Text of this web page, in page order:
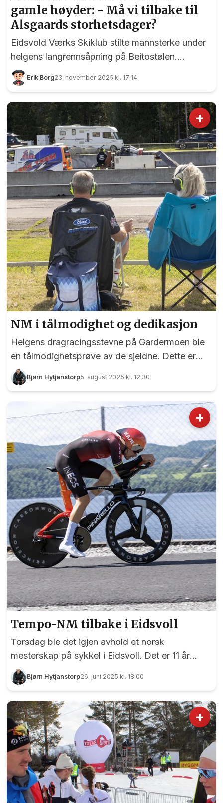
gamle høyder: - Må vi tilbake til
Alsgaards storhetsdager?
Eidsvold Værks Skiklub stilte mannsterke under
helgens langrennsåpning på Beitostølen.
Eidsvold Værks Skiklub har blitt et lag med flere
satsende seniorer. Fra venstre: Oliver Finstad
og Fredrik Fodstad. Foto: Bjørn Hytjanstorp
Erik Borg23. november 2025 kl. 17:14
+
NM i tålmodighet og dedikasjon
Helgens dragracingsstevne på Gardermoen ble
en tålmodighetsprøve av de sjeldne. Dette er
nemlig sporten der den minste regndråpe er
bannlyst, og selv dugget på kveldstid er
er noe for seg selv. For oss fremstår nemlig
dragracingmiljøet som et stort
familiemiddagsselskap med nitro og ørepropper.
på menyen Her samles mennesker som har brukt
mer penger på motor og dekk enn på
boliginnredning, og som synes lukten av svidd
gummi er mer romantisk enn b...
Bjørn Hytjanstorp5. august 2025 kl. 12:30
+
Tempo-NM tilbake i Eidsvoll
Torsdag ble det igjen avhold et norsk
mesterskap på sykkel i Eidsvoll. Det er 11 år
siden Eidsvoll Sykkelklubb arrangerte NM
Landevei, det vi si fellesstart, gateritt og
Sykleklubb som valgte å avholde tempo-delen
av årets NM på Vormtråkk og på deler av
Mjøstråkk. Historisk! 17 år gamle Amalie
Strømdahl Jørgensen fra Kjelsås og Lillehammer
CK var først ut fra start under tempo-NM. Foto:
Bjørn Hytjanstorp
Bjørn Hytjanstorp26. juni 2025 kl. 18:00
+